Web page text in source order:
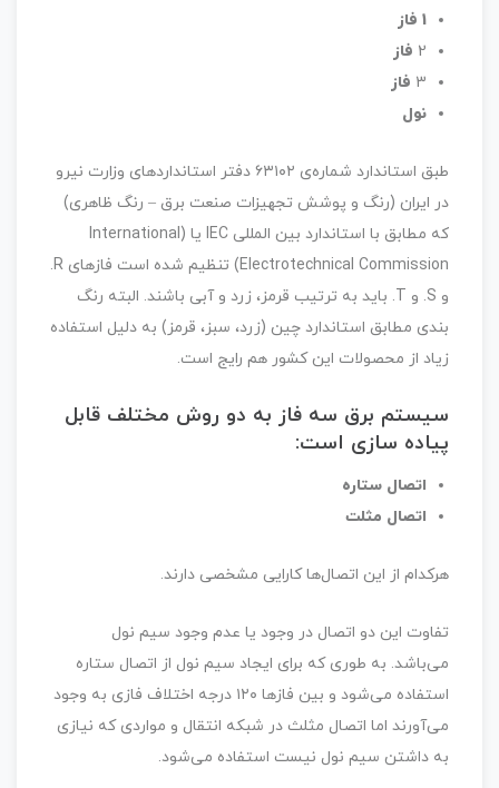
1 فاز
2 فاز
3 فاز
نول
طبق استاندارد شماره‌ی ۶۳۱۰۲ دفتر استاندارد‌های وزارت نیرو
در ایران (رنگ و پوشش تجهیزات صنعت برق – رنگ ظاهری)
که مطابق با استاندارد بین المللی IEC یا (International
Electrotechnical Commission) تنظیم شده است فازهای R.
و S. و T. باید به ترتیب قرمز، زرد و آبی باشند. البته رنگ
بندی مطابق استاندارد چین (زرد، سبز، قرمز) به دلیل استفاده
زیاد از محصولات این کشور هم رایج است.
سیستم برق سه فاز به دو روش مختلف قابل
پیاده سازی است:
اتصال ستاره
اتصال مثلت
هرکدام از این اتصال‌ها کارایی مشخصی دارند.
تفاوت این دو اتصال در وجود یا عدم وجود سیم نول
می‌باشد. به طوری که برای ایجاد سیم نول از اتصال ستاره
استفاده می‌شود و بین فازها ۱۲۰ درجه اختلاف فازی به وجود
می‌آورند اما اتصال مثلث در شبکه انتقال و مواردی که نیازی
به داشتن سیم نول نیست استفاده می‌شود.